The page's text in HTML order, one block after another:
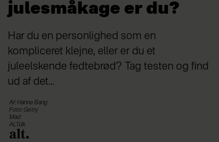
julesmåkage er du?
Har du en personlighed som en
kompliceret klejne, eller er du et
juleelskende fedtebrød? Tag testen og find
ud af det...
Af: Hanne Bang
Foto: Getty
Mad
ALT.dk